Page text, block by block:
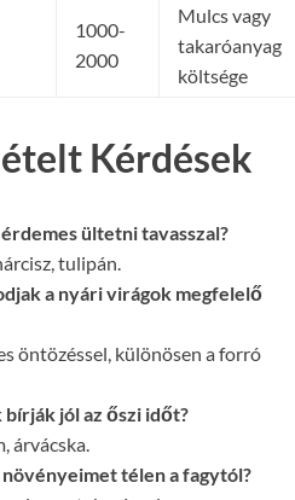
1000-
2000
Mulcs vagy
takaróanyag
költsége
Kérdések
ültetni tavasszal?
tulipán.
a nyári virágok megfelelő
öntözéssel, különösen a forró
jól az őszi időt?
árvácska.
télen a fagytól?